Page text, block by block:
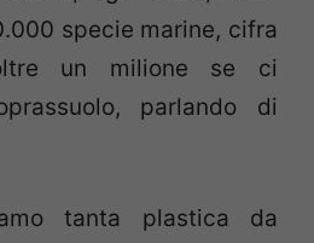
specie marine, cifra
un milione se ci
parlando di
tanta plastica da